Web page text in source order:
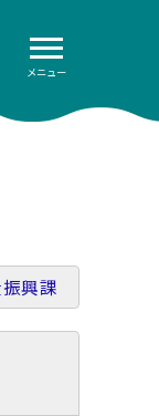
メニュー
興課